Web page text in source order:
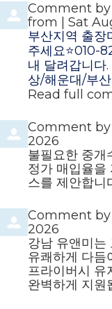
Comment by
from
Sat
부산지역 출장
주세요⭐️010-
내 달려갑니다.
상/해운대/부
Read full
Comment by
2026
불필요한 중개
정가 매입율을
스를 제안합니
Comment by
2026
강남 유앤미는
유쾌하게 다듬
프라이버시 유
완벽하게 지원